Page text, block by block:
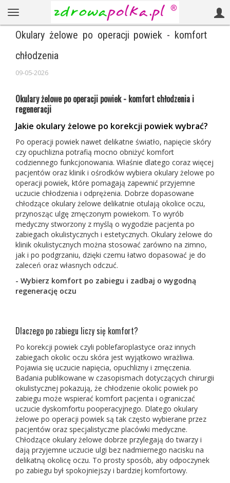
Okulary żelowe po operacji powiek - komfort
chłodzenia
09-05-2026
Okulary żelowe po operacji powiek - komfort chłodzenia i
regeneracji
Jakie okulary żelowe po korekcji powiek wybrać?
Po operacji powiek nawet delikatne światło, napięcie skóry
czy opuchlizna potrafią mocno obniżyć komfort
codziennego funkcjonowania. Właśnie dlatego coraz więcej
pacjentów oraz klinik i ośrodków wybiera okulary żelowe po
operacji powiek, które pomagają zapewnić przyjemne
uczucie chłodzenia i odprężenia. Dobrze dopasowane
chłodzące okulary żelowe delikatnie otulają okolice oczu,
przynosząc ulgę zmęczonym powiekom. To wyrób
medyczny stworzony z myślą o wygodzie pacjenta po
zabiegach okulistycznych i estetycznych. Okulary żelowe do
klinik okulistycznych można stosować zarówno na zimno,
jak i po podgrzaniu, dzięki czemu łatwo dopasować je do
zaleceń oraz własnych odczuć.
- Wybierz komfort po zabiegu i zadbaj o wygodną
regenerację oczu
Dlaczego po zabiegu liczy się komfort?
Po korekcji powiek czyli poblefaroplastyce oraz innych
zabiegach okolic oczu skóra jest wyjątkowo wrażliwa.
Pojawia się uczucie napięcia, opuchlizny i zmęczenia.
Badania publikowane w czasopismach dotyczących chirurgii
okulistycznej pokazują, że chłodzenie okolic powiek po
zabiegu może wspierać komfort pacjenta i ograniczać
uczucie dyskomfortu pooperacyjnego. Dlatego okulary
żelowe po operacji powiek są tak często wybierane przez
pacjentów oraz specjalistyczne placówki medyczne.
Chłodzące okulary żelowe dobrze przylegają do twarzy i
dają przyjemne uczucie ulgi bez nadmiernego nacisku na
delikatną okolicę oczu. To prosty sposób, aby odpoczynek
po zabiegu był spokojniejszy i bardziej komfortowy.